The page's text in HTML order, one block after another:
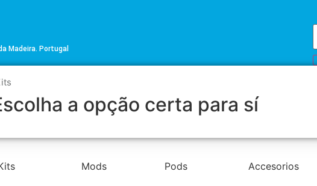
Madeira. Portugal
a opção certa para sí
Mods Pods Accesorios